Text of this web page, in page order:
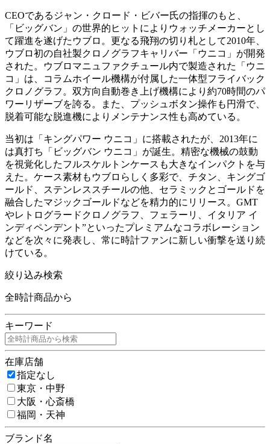
CEOであるジャン・クロード・ビバー氏の指揮のもと、
「ビッグバン」の世界的ヒットによりウォッチメーカーとし
て躍進を遂げたウブロ。更なる飛翔の切り札として2010年、
ウブロ初の自社製クロノグラフキャリバー「ウニコ」が開発
された。ウブロマニュファクチュール内で製造された「ウニ
コ」は、コラムホイール機構が付属した一体型フライバック
クロノグラフ。双方向自動巻き上げ機構により約70時間のパ
ワーリザーブを誇る。また、プッシュボタン操作も円滑で、
脱着可能な脱進機によりメンテナンス性も高めている。
当初は「キングパワー ウニコ」に搭載されたが、2013年に
は真打ち「ビッグバン ウニコ」が誕生。精密な機械の鼓動
を視覚化したフルスケルトンケースも大きなインパクトを与
えた。ケース素材もウブロらしく多彩で、チタン、キングゴ
ールド、ステンレススチールの他、セラミックとゴールドを
融合したマジックゴールドなどを精力的にリリース。GMT
やレトログラードクロノグラフ、フェラーリ、イタリア イ
ンディペンデント”といったプレミアムなコラボレーション
などを次々に発表し、常に時計ファンに新しい衝撃を送り続
けている。
絞り込み検索
全時計商品から
キーワード
在庫店舗
指定なし
東京・中野
大阪・心斎橋
福岡・天神
ブランド名